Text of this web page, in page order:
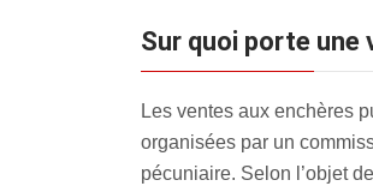
Sur quoi porte
Les ventes aux enchères
organisées par un
pécuniaire. Selon l’objet